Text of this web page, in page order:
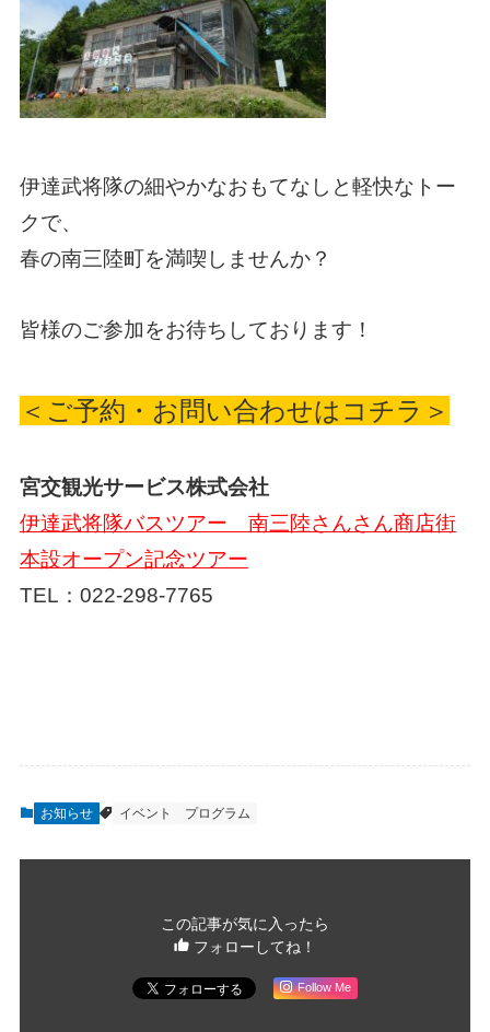
伊達武将隊の細やかなおもてなしと軽快なトー
クで、
春の南三陸町を満喫しませんか？
皆様のご参加をお待ちしております！
＜ご予約・お問い合わせはコチラ＞
宮交観光サービス株式会社
伊達武将隊バスツアー 南三陸さんさん商店街
本設オープン記念ツアー
TEL： 022-298-7765
お知らせ イベント プログラム
この記事が気に入ったら
フォローしてね！
Follow Me